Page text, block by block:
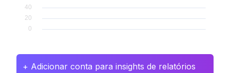
+ Adicionar conta para insights de relatórios